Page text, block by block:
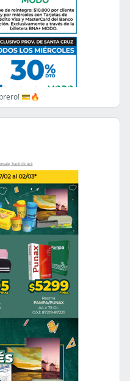
💳🔥